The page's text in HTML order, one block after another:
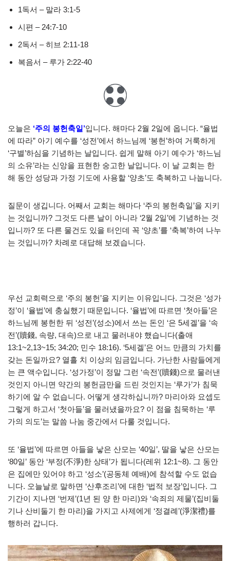
1독서 – 말라 3:1-5
시편 – 24:7-10
2독서 – 히브 2:11-18
복음서 – 루가 2:22-40
오늘은 ‘주의 봉헌축일’입니다. 해마다 2월 2일에 옵니다. “율법
에 따라” 아기 예수를 ‘성전’에서 하느님께 ‘봉헌’하여 거룩하게
‘구별’하심을 기념하는 날입니다. 쉽게 말해 아기 예수가 ‘하느님
의 소유’라는 신앙을 표현한 숭고한 날입니다. 이 날 교회는 한
해 동안 성당과 가정 기도에 사용할 ‘양초’도 축복하고 나눕니다.
질문이 생깁니다. 어째서 교회는 해마다 ‘주의 봉헌축일’을 지키
는 것입니까? 그것도 다른 날이 아니라 ‘2월 2일’에 기념하는 것
입니까? 또 다른 물건도 있을 터인데 꼭 ‘양초’를 ‘축복’하여 나누
는 것입니까? 차례로 대답해 보겠습니다.
우선 교회력으로 ‘주의 봉헌’을 지키는 이유입니다. 그것은 ‘성가
정’이 ‘율법’에 충실했기 때문입니다. ‘율법’에 따르면 ‘첫아들’은
하느님께 봉헌한 뒤 ‘성전’(성소)에서 쓰는 돈인 ‘은 5세겔’을 ‘속
전’(贖錢, 속량, 대속)으로 내고 물러내야 했습니다(출애
13:1~2,13~15; 34:20; 민수 18:16). ‘5세겔’은 어느 만큼의 가치를
갖는 돈일까요? 열흘 치 이상의 임금입니다. 가난한 사람들에게
는 큰 액수입니다. ‘성가정’이 정말 그런 ‘속전’(贖錢)으로 물러낸
것인지 아니면 약간의 봉헌금만을 드린 것인지는 ‘루가’가 침묵
하기에 알 수 없습니다. 어떻게 생각하십니까? 마리아와 요셉도
그렇게 하고서 ‘첫아들’을 물러냈을까요? 이 점을 침묵하는 ‘루
가의 의도’는 말씀 나눔 중간에서 다룰 것입니다.
또 ‘율법’에 따르면 아들을 낳은 산모는 ‘40일’, 딸을 낳은 산모는
‘80일’ 동안 ‘부정(不淨)한 상태’가 됩니다(레위 12:1~8). 그 동안
은 집에만 있어야 하고 ‘성소’(공동체 예배)에 참석할 수도 없습
니다. 오늘날로 말하면 ‘산후조리’에 대한 ‘법적 보장’입니다. 그
기간이 지나면 ‘번제’(1년 된 양 한 마리)와 ‘속죄의 제물’(집비둘
기나 산비둘기 한 마리)을 가지고 사제에게 ‘정결례’(淨潔禮)를
행하러 갑니다.